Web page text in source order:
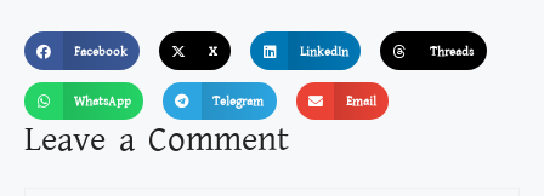
Facebook X LinkedIn Threads
WhatsApp Telegram Email
Leave a Comment